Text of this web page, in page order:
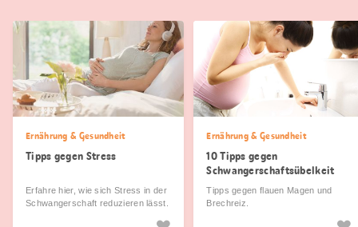
Ernährung & Gesundheit
Tipps gegen Stress
Erfahre hier, wie sich Stress in der
Schwangerschaft reduzieren lässt.
Ernährung & Gesundheit
10 Tipps gegen
Schwangerschaftsübelkeit
Tipps gegen flauen Magen und
Brechreiz.